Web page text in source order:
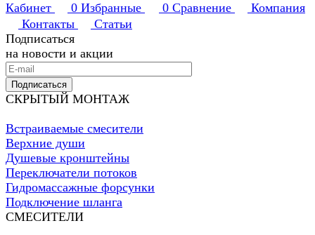
Кабинет
0 Избранные 0 Сравнение
Компания
Контакты
Статьи
Подписаться
на новости и акции
Подписаться
СКРЫТЫЙ МОНТАЖ
Встраиваемые смесители
Верхние души
Душевые кронштейны
Переключатели потоков
Гидромассажные форсунки
Подключение шланга
СМЕСИТЕЛИ